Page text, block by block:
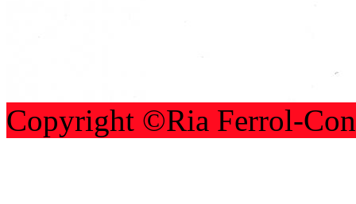
Copyright ©Ria Ferrol-